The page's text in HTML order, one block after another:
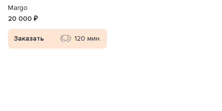
Margo
20 000 ₽
Заказать 120 мин.